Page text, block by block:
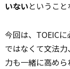
いないということ
今回は、TOEIC
ではなくて文法
力も一緒に高め